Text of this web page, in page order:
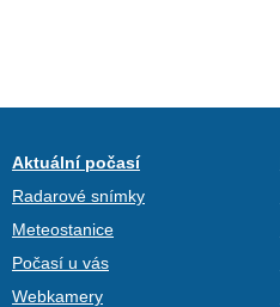
Aktuální počasí
Radarové snímky
Meteostanice
Počasí u vás
Webkamery